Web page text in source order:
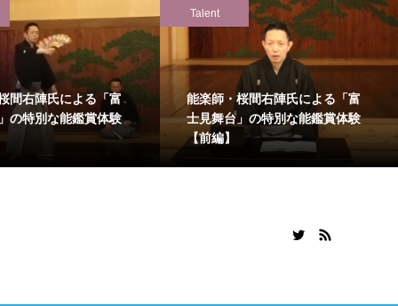
間右陣氏による「富
の特別な能鑑賞体験
Talent
能楽師・桜間右陣氏による「富
士見舞台」の特別な能鑑賞体験
【前編】